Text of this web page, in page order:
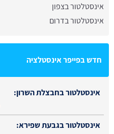
אינסטלטור בצפון
אינסטלטור בדרום
חדש בפייפר אינסטלציה
אינסטלטור בחבצלת השרון:
אינסטלטור בגבעת שפירא: